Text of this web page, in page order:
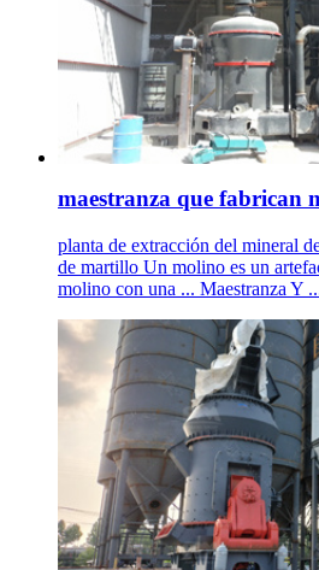
maestranza que fabrican
planta de extracción del mineral
de martillo Un molino es un
molino con una ... Maestranza Y